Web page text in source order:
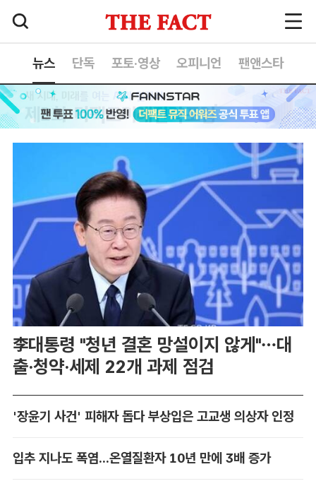
뉴스 단독 포토·영상 오피니언 팬앤스타
李대통령 "청년 결혼 망설이지 않게"…대
출·청약·세제 22개 과제 점검
'장윤기 사건' 피해자 돕다 부상입은 고교생 의상자 인정
입추 지나도 폭염...온열질환자 10년 만에 3배 증가